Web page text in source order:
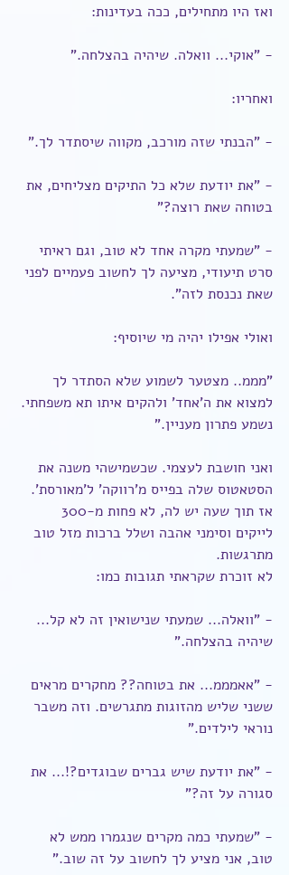
ואז היו מתחילים, ככה בעדינות:
- "אוקי... וואלה. שיהיה בהצלחה."
ואחריו:
- "הבנתי שזה מורכב, מקווה שיסתדר לך."
- "את יודעת שלא כל התיקים מצליחים, את
בטוחה שאת רוצה?"
- "שמעתי מקרה אחד לא טוב, וגם ראיתי
סרט תיעודי, מציעה לך לחשוב פעמיים לפני
שאת נכנסת לזה".
ואולי אפילו יהיה מי שיוסיף:
"מממ.. מצטער לשמוע שלא הסתדר לך
למצוא את ה'אחד' ולהקים איתו תא משפחתי.
נשמע פתרון מעניין."
ואני חושבת לעצמי. שכשמישהי משנה את
הסטאטוס שלה בפייס מ'רווקה' ל'מאורסת'.
לייקים וסימני אהבה ושלל ברכות מזל טוב
מתרגשות.
לא זוכרת שקראתי תגובות כמו:
- "וואלה... שמעתי שנישואין זה לא קל...
שיהיה בהצלחה."
- "אאמממ... את בטוחה?? מחקרים מראים
ששני שליש מהזוגות מתגרשים. וזה משבר
נוראי לילדים."
- "את יודעת שיש גברים שבוגדים?!... את
סגורה על זה?"
- "שמעתי כמה מקרים שנגמרו ממש לא
טוב, אני מציע לך לחשוב על זה שוב."